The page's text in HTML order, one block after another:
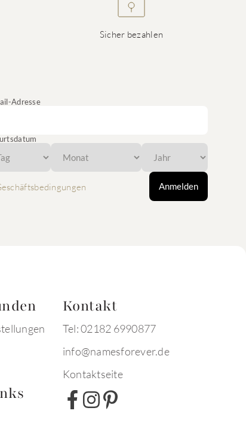
Sicher bezahlen
Adresse
Anmelden
Kontakt
Tel: 02182 6990877
info@namesforever.de
Kontaktseite